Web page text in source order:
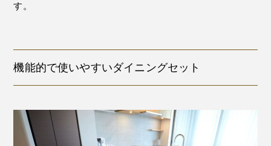
す。
機能的で使いやすいダイニングセット